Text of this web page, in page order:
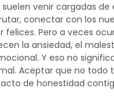
venir cargadas de
conectar con los
felices. Pero a veces
la ansiedad, el
Y eso no
Aceptar que no todo
de honestidad